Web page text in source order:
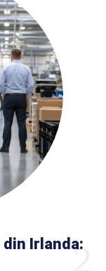
Irlanda: